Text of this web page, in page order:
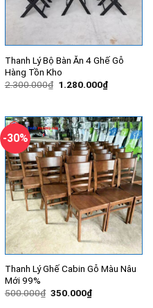
Thanh Lý Bộ Bàn Ăn 4 Ghế Gỗ
Hàng Tồn Kho
2.300.000₫ Giá
1.280.000₫Giá
hiện
-30%
Thanh Lý Ghế Cabin Gỗ Màu Nâu
Mới 99%
500.000₫ Giá
350.000₫Giá
hiện